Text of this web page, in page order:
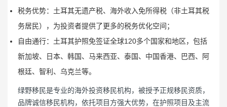
税务优势：土耳其无遗产税、海外收入免所得税（非土耳其税
务居民），为投资者提供了更多的税务优化空间；
自由通行：土耳其护照免签证全球120多个国家和地区，包括
新加坡、日本、韩国、马来西亚、泰国、中国香港、巴西、阿
根廷、智利、乌克兰等。
绿野移民是专业的海外投资移民机构，被授予正规移民资质，
品牌诚信移民机构，依托项目方强大优势，在护照项目及主流